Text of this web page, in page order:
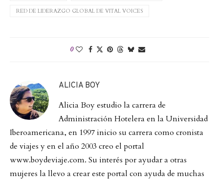
RED DE LIDERAZGO GLOBAL DE VITAL VOICES
0
ALICIA BOY
Alicia Boy estudio la carrera de
Administración Hotelera en la Universidad
Iberoamericana, en 1997 inicio su carrera como cronista
de viajes y en el año 2003 creo el portal
www.boydeviaje.com. Su interés por ayudar a otras
mujeres la llevo a crear este portal con ayuda de muchas